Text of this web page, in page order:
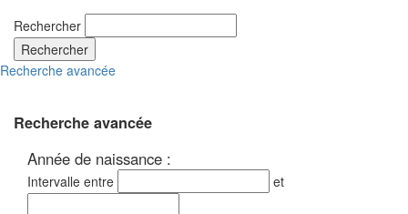
Rechercher
Rechercher
Recherche avancée
Recherche avancée
Année de naissance :
Intervalle entre et